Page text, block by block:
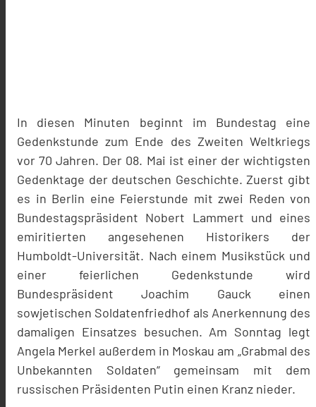
In diesen Minuten beginnt im Bundestag eine
Gedenkstunde zum Ende des Zweiten Weltkriegs
vor 70 Jahren. Der 08. Mai ist einer der wichtigsten
Gedenktage der deutschen Geschichte. Zuerst gibt
es in Berlin eine Feierstunde mit zwei Reden von
Bundestagspräsident Nobert Lammert und eines
emiritierten angesehenen Historikers der
Humboldt-Universität. Nach einem Musikstück und
einer feierlichen Gedenkstunde wird
Bundespräsident Joachim Gauck einen
sowjetischen Soldatenfriedhof als Anerkennung des
damaligen Einsatzes besuchen. Am Sonntag legt
Angela Merkel außerdem in Moskau am „Grabmal des
Unbekannten Soldaten“ gemeinsam mit dem
russischen Präsidenten Putin einen Kranz nieder.